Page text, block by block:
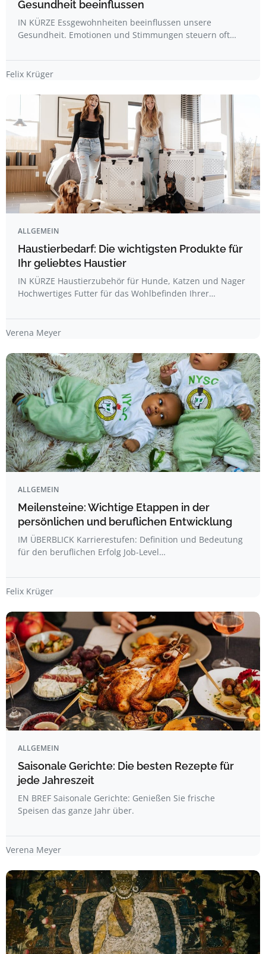
Gesundheit beeinflussen
IN KÜRZE Essgewohnheiten beeinflussen unsere
Gesundheit. Emotionen und Stimmungen steuern oft…
Felix Krüger
ALLGEMEIN
Haustierbedarf: Die wichtigsten Produkte für
Ihr geliebtes Haustier
IN KÜRZE Haustierzubehör für Hunde, Katzen und Nager
Hochwertiges Futter für das Wohlbefinden Ihrer…
Verena Meyer
ALLGEMEIN
Meilensteine: Wichtige Etappen in der
persönlichen und beruflichen Entwicklung
IM ÜBERBLICK Karrierestufen: Definition und Bedeutung
für den beruflichen Erfolg Job-Level…
Felix Krüger
ALLGEMEIN
Saisonale Gerichte: Die besten Rezepte für
jede Jahreszeit
EN BREF Saisonale Gerichte: Genießen Sie frische
Speisen das ganze Jahr über.
Verena Meyer